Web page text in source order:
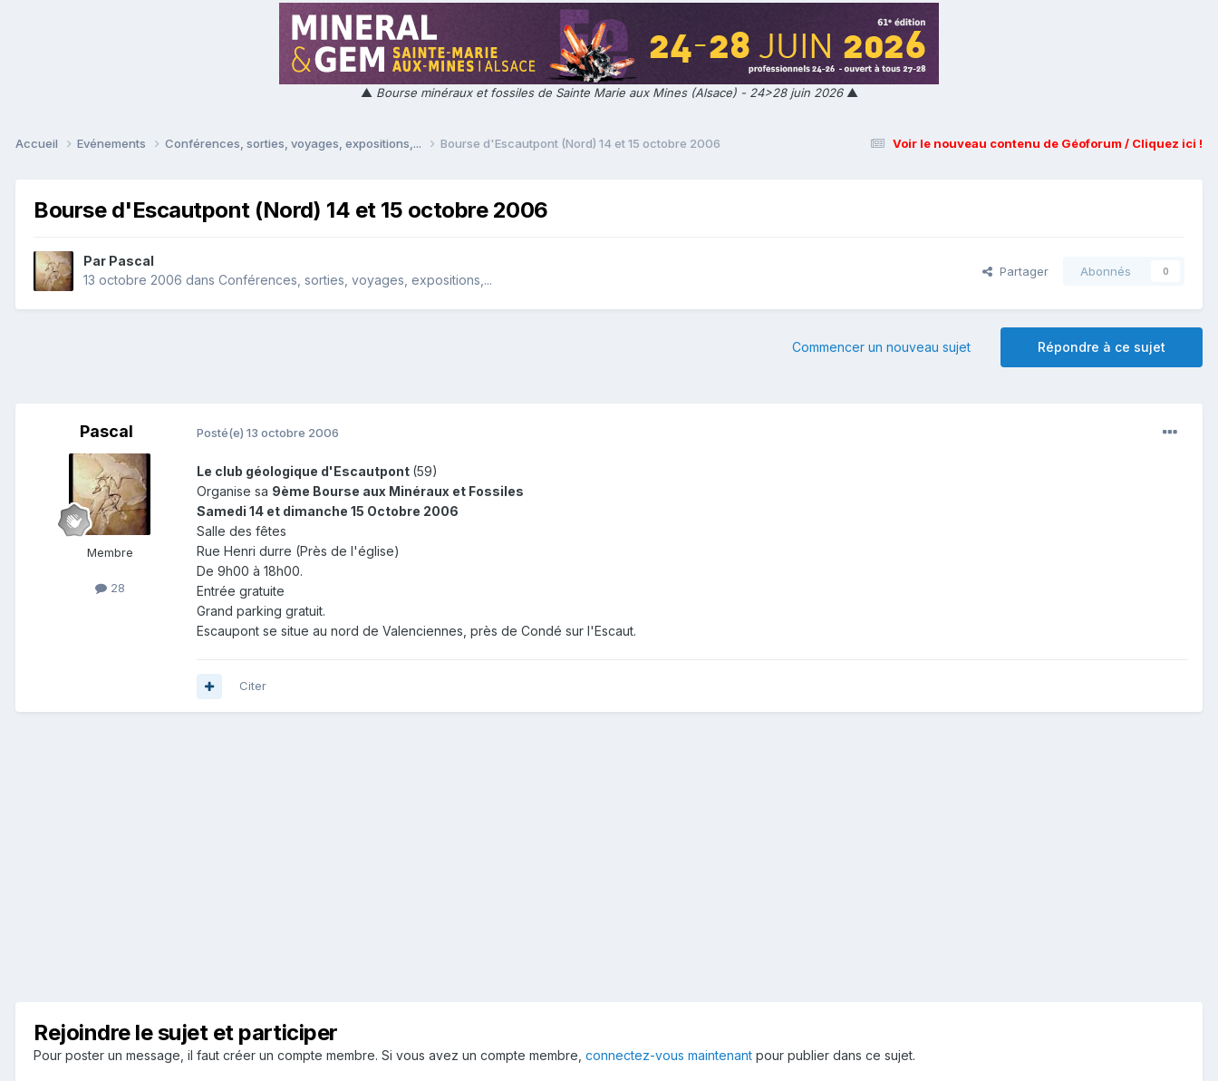
▲ Bourse minéraux et fossiles de Sainte Marie aux Mines (Alsace) - 24>28 juin 2026▲
Voir le nouveau contenu de Géoforum / Cliquez ici !
Accueil Evénements Conférences, sorties, voyages, expositions,... Bourse d'Escautpont (Nord) 14 et 15 octobre 2006
Bourse d'Escautpont (Nord) 14 et 15 octobre 2006
Par Pascal
13 octobre 2006 dans Conférences, sorties, voyages, expositions,...
Partager Abonnés 0
Répondre à ce sujet
Commencer un nouveau sujet
Pascal
Membre
28
Posté(e) 13 octobre 2006
Le club géologique d'Escautpont (59)
Organise sa 9ème Bourse aux Minéraux et Fossiles
Samedi 14 et dimanche 15 Octobre 2006
Salle des fêtes
Rue Henri durre (Près de l'église)
De 9h00 à 18h00.
Entrée gratuite
Grand parking gratuit.
Escaupont se situe au nord de Valenciennes, près de Condé sur l'Escaut.
Citer
Rejoindre le sujet et participer
Pour poster un message, il faut créer un compte membre. Si vous avez un compte membre, connectez-vous maintenant pour publier dans ce sujet.